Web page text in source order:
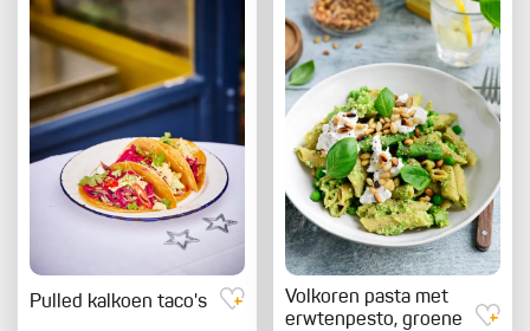
Pulled kalkoen taco's
Volkoren pasta met
erwtenpesto, groene